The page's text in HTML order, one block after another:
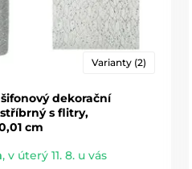
Varianty (2)
dekorační
s flitry,
cm
, v úterý 11. 8. u vás